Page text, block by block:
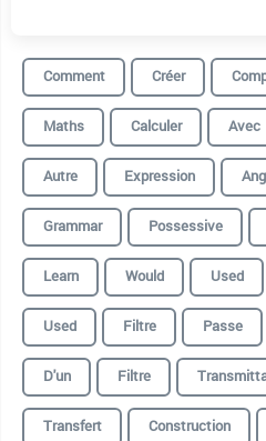
Comment Créer
Maths
Calculer Avec
Autre
Expression
Grammar
Possessive
Learn
Would Used
Used
Filtre Passe
D'un
Filtre
Transfert️️
Construction